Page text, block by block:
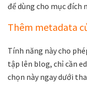
để dùng cho mục đích
Thêm metadata
Tính năng này cho
tập lên blog, chỉ cần
chọn này ngay dưới